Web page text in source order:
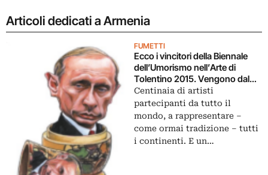
Articoli dedicati a Armenia
FUMETTI
Ecco i vincitori della Biennale
dell’Umorismo nell’Arte di
Tolentino 2015. Vengono dal
Belgio e da Cuba: a conferma
del prestigio globale dell’evento
marchigiano
Centinaia di artisti
partecipanti da tutto il
mondo, a rappresentare –
come ormai tradizione – tutti
i continenti. E un…